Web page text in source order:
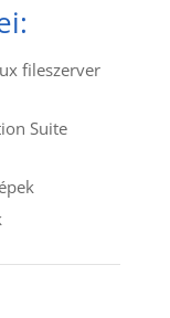
fileszerver
Suite